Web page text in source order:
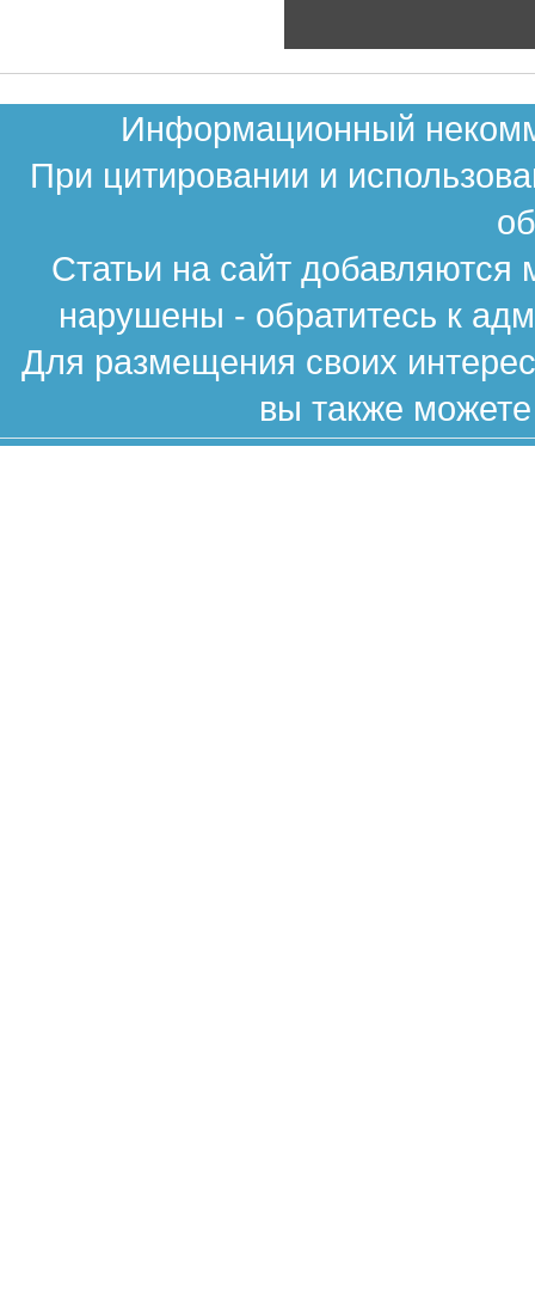
Информационный
При цитировании и
Статьи на сайт
нарушены - обратитесь к
Для размещения своих
вы также